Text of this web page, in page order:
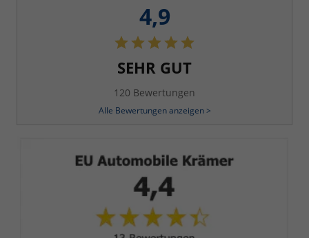
4,9
SEHR GUT
120 Bewertungen
Alle Bewertungen anzeigen >